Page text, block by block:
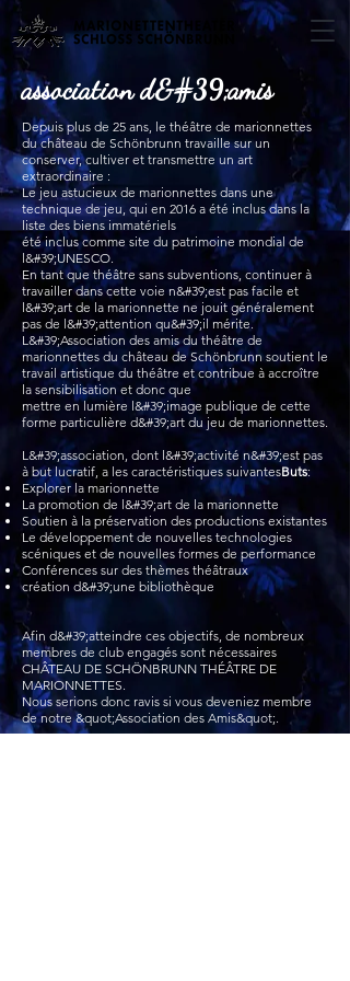
association d&#39;amis
Depuis plus de 25 ans, le théâtre de marionnettes
du château de Schönbrunn travaille sur un
conserver, cultiver et transmettre un art
extraordinaire :
Le jeu astucieux de marionnettes dans une
technique de jeu, qui en 2016 a été inclus dans la
liste des biens immatériels
été inclus comme site du patrimoine mondial de
l&#39;UNESCO.
En tant que théâtre sans subventions, continuer à
travailler dans cette voie n&#39;est pas facile et
l&#39;art de la marionnette ne jouit généralement
pas de l&#39;attention qu&#39;il mérite.
L&#39;Association des amis du théâtre de
marionnettes du château de Schönbrunn soutient le
travail artistique du théâtre et contribue à accroître
la sensibilisation et donc que
mettre en lumière l&#39;image publique de cette
forme particulière d&#39;art du jeu de marionnettes.
L&#39;association, dont l&#39;activité n&#39;est pas
à but lucratif, a les caractéristiques suivantesButs:
Explorer la marionnette
La promotion de l&#39;art de la marionnette
Soutien à la préservation des productions existantes
Le développement de nouvelles technologies
scéniques et de nouvelles formes de performance
Conférences sur des thèmes théâtraux
création d&#39;une bibliothèque
Afin d&#39;atteindre ces objectifs, de nombreux
membres de club engagés sont nécessaires
CHÂTEAU DE SCHÖNBRUNN THÉÂTRE DE
MARIONNETTES.
Nous serions donc ravis si vous deveniez membre
de notre &quot;Association des Amis&quot;.